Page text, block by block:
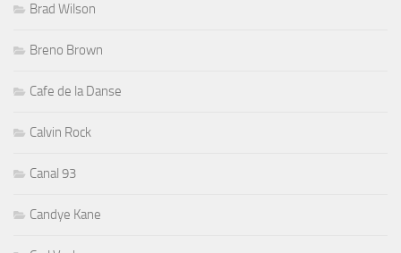
Brad Wilson
Breno Brown
Cafe de la Danse
Calvin Rock
Canal 93
Candye Kane